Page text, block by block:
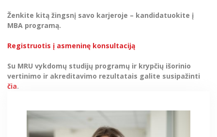
Ženkite kitą žingsnį savo karjeroje – kandidatuokite į
MBA programą.
Registruotis į asmeninę konsultaciją
Su MRU vykdomų studijų programų ir krypčių išorinio
vertinimo ir akreditavimo rezultatais galite susipažinti
čia.